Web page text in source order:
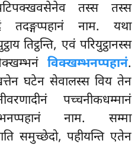
तस्स तस्स
तदङ्गप्पहानं नाम. यथा
तिट्ठन्ति, एवं परियुट्ठानस्स
विक्खम्भनप्पहानं.
घटेन सेवालस्स विय तेन
पच्चनीकधम्मानं
नाम. सम्मा
समुच्छेदो, पहीयन्ति एतेन